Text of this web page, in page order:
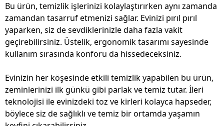
Bu ürün, temizlik işlerinizi kolaylaştırırken aynı zamanda
zamandan tasarruf etmenizi sağlar. Evinizi pırıl pırıl
yaparken, siz de sevdiklerinizle daha fazla vakit
geçirebilirsiniz. Üstelik, ergonomik tasarımı sayesinde
kullanım sırasında konforu da hissedeceksiniz.
Evinizin her köşesinde etkili temizlik yapabilen bu ürün,
zeminlerinizi ilk günkü gibi parlak ve temiz tutar. İleri
teknolojisi ile evinizdeki toz ve kirleri kolayca hapseder,
böylece siz de sağlıklı ve temiz bir ortamda yaşamın